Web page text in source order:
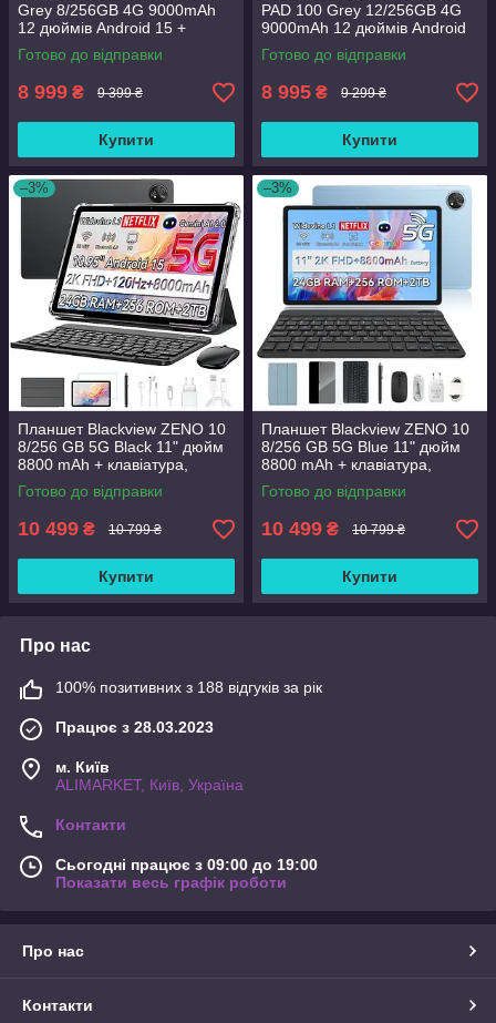
Grey 8/256GB 4G 9000mAh
12 дюймів Android 15 +
чохол, скло, стілус
Готово до відправки
8 999 ₴ 9 399 ₴
Купити
PAD 100 Grey 12/256GB 4G
9000mAh 12 дюймів Android
15 + чохол, скло, стілус
Готово до відправки
8 995 ₴ 9 299 ₴
Купити
–3%
Планшет Blackview ZENO 10
8/256 GB 5G Black 11" дюйм
8800 mAh + клавіатура,
миша, стилус, чохол,
навушники, скло
Готово до відправки
10 499 ₴ 10 799 ₴
Купити
–3%
Планшет Blackview ZENO 10
8/256 GB 5G Blue 11" дюйм
8800 mAh + клавіатура,
миша, стилус, чохол,
навушники, скло
Готово до відправки
10 499 ₴ 10 799 ₴
Купити
Про нас
100% позитивних з 188 відгуків за рік
Працює з 28.03.2023
м. Київ
ALIMARKET, Київ, Україна
Контакти
Сьогодні працює з 09:00 до 19:00
Показати весь графік роботи
Про нас
Контакти